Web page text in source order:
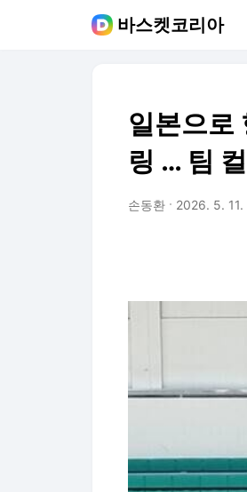
바스켓코리아
일본으로
링 … 팀
손동환 2026. 5. 11.